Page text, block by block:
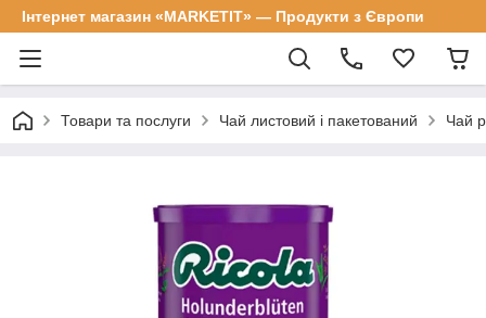
Інтернет магазин «MARKETIT» — Продукти з Європи
Товари та послуги Чай листовий і пакетований Чай